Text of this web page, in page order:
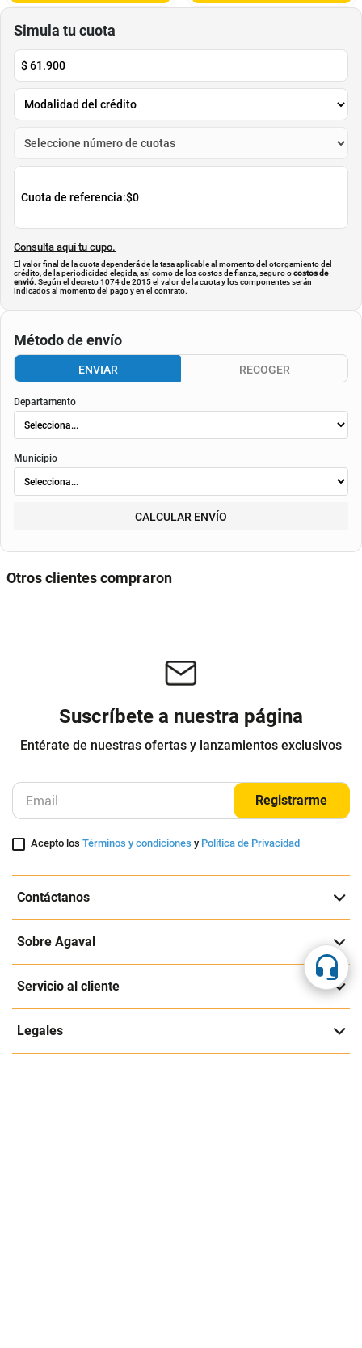
Simula tu cuota
$61.900
Cuota de referencia:$0
Consulta aquí tu cupo.
El valor final de la cuota dependerá de la tasa aplicable al momento del otorgamiento del
crédito , de la periodicidad elegida, así como de los costos de fianza, seguro ocostos de
envió. Según el decreto 1074 de 2015 el valor de la cuota y los componentes serán
indicados al momento del pago y en el contrato.
Método de envío
ENVIAR RECOGER
Departamento
Municipio
CALCULAR ENVÍO
Otros clientes compraron
000 - 33%
RIMAX
$ 113.900 -24%
Cuota de Referencia*
Suscríbete a nuestra página
Entérate de nuestras ofertas y lanzamientos exclusivos
Registrarme
Acepto los